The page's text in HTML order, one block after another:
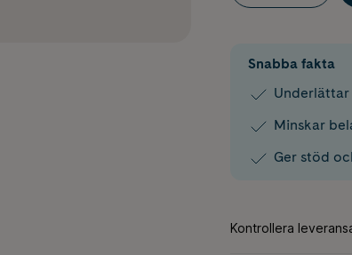
Snabba fakta
Underlättar
Minskar
Ger stöd